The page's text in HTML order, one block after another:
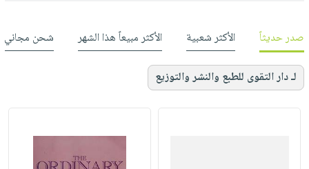
صدر حديثاً الأكثر شعبية الأكثر مبيعاً هذا الشهر شحن مجاني
لـ دار التقوى للطبع والنشر والتوزيع